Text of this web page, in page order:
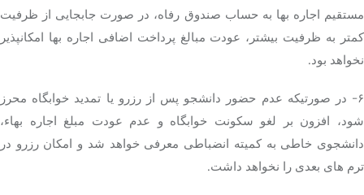
مستقیم اجاره بها به حساب صندوق رفاه، در صورت جابجایی از ظرفیت
کمتر به ظرفیت بیشتر، عودت مبالغ پرداخت اضافی اجاره بها امکانپذیر
نخواهد بود.
۶- در صورتیکه عدم حضور دانشجو پس از رزرو یا تمدید خوابگاه محرز
شود، افزون بر لغو سکونت خوابگاه و عدم عودت مبلغ اجاره بهاء،
دانشجوی خاطی به کمیته انضباطی معرفی خواهد شد و امکان رزرو در
ترم های بعدی را نخواهد داشت.